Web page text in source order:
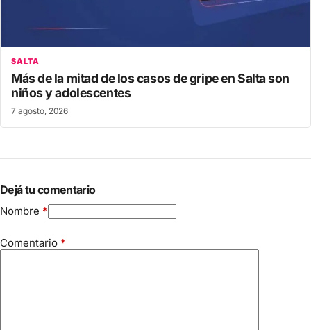
SALTA
Más de la mitad de los casos de gripe en Salta son
niños y adolescentes
7 agosto, 2026
Dejá tu comentario
Nombre *
Comentario *